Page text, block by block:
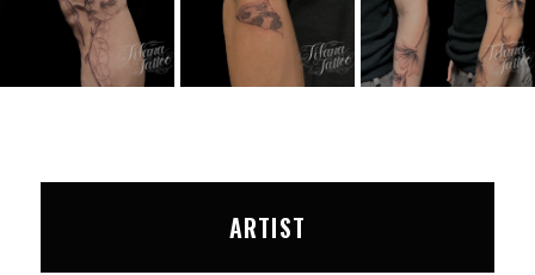
ARTIST